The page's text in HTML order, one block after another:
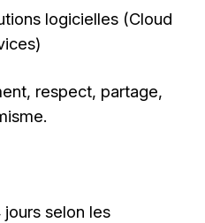
logicielles (Cloud
respect, partage,
jours selon les